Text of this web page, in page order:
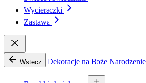
Wycieraczki
Zastawa
Wstecz Dekoracje na Boże Narodzenie